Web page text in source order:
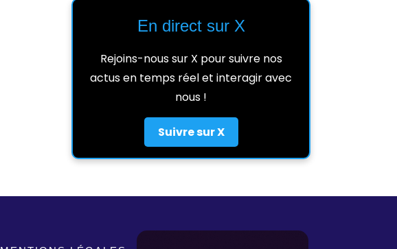
En direct sur X
Rejoins-nous sur X pour suivre nos
actus en temps réel et interagir avec
nous !
Suivre sur X